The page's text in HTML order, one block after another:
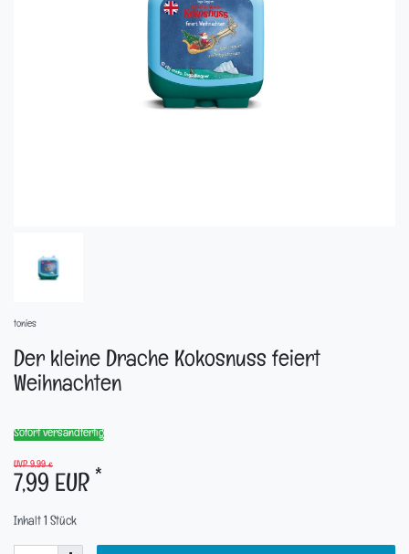
tonies
Der kleine Drache Kokosnuss feiert
Weihnachten
Sofort versandfertig
UVP 9,99 €
7,99 EUR
*
Inhalt Stück